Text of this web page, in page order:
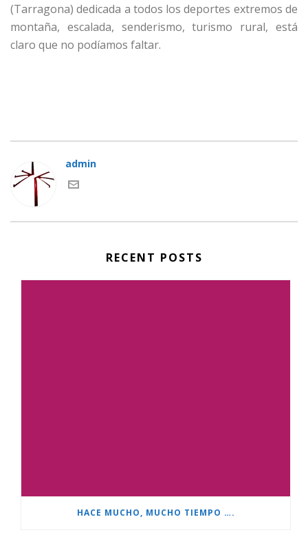
(Tarragona) dedicada a todos los deportes extremos de
montaña, escalada, senderismo, turismo rural, está
claro que no podíamos faltar.
admin
RECENT POSTS
HACE MUCHO, MUCHO TIEMPO ….